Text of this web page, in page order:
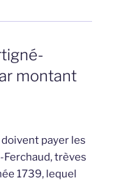
montant
payer les
trèves
1739, lequel